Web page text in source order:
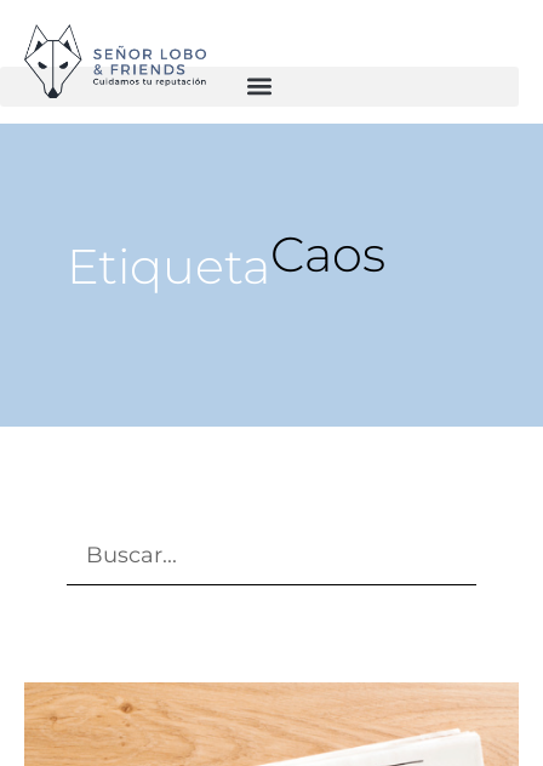
EtiquetaCaos